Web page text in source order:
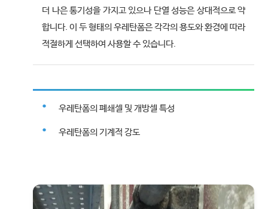
더 나은 통기성을 가지고 있으나 단열 성능은 상대적으로 약
합니다. 이 두 형태의 우레탄폼은 각각의 용도와 환경에 따라
적절하게 선택하여 사용할 수 있습니다.
우레탄폼의 폐쇄셀 및 개방셀 특성
우레탄폼의 기계적 강도